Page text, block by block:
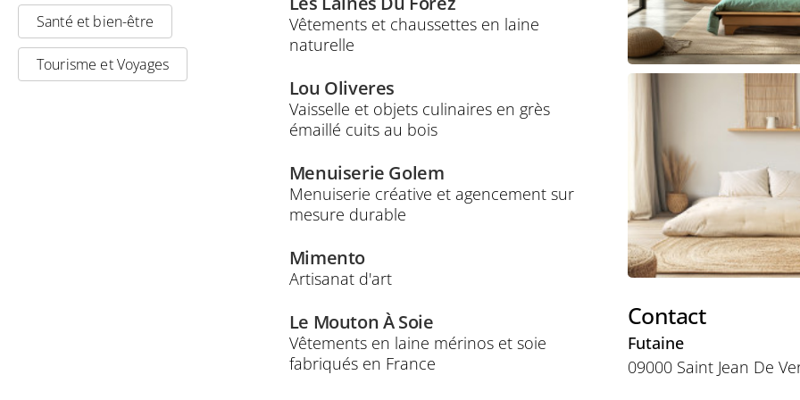
Santé et bien-être
Tourisme et Voyages
Vêtements et chaussettes en laine
naturelle
Lou Oliveres
Vaisselle et objets culinaires en grès
émaillé cuits au bois
Menuiserie Golem
Menuiserie créative et agencement sur
mesure durable
Mimento
Artisanat d'art
Le Mouton À Soie
Vêtements en laine mérinos et soie
fabriqués en France
Contact
Futaine
09000 Saint Jean De